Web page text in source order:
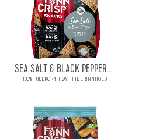
SEA SALT & BLACK PEPPER...
100% FULLKORN, HØYT FIBERINNHOLD